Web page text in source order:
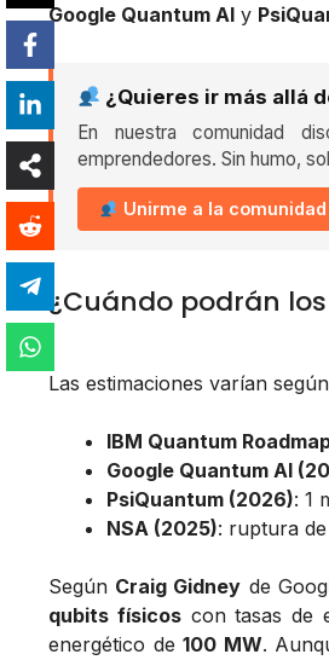
Google Quantum AI y
¿Quieres ir más allá
En nuestra comunidad
emprendedores. Sin humo,
Unirme a la comunidad
¿Cuándo podrán
Las estimaciones varían
IBM Quantum
Google Quantum AI
PsiQuantum (2026): 1
NSA (2025): ruptura
Según Craig Gidney de
qubits físicoscon tasas de
energético de100 MW.